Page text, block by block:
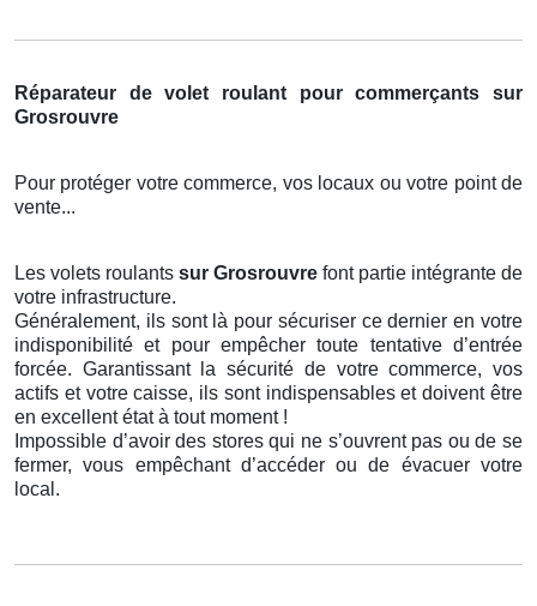
Réparateur de volet roulant pour commerçants sur
Grosrouvre
Pour protéger votre commerce, vos locaux ou votre point de
vente...
Les volets roulants sur Grosrouvre font partie intégrante de
votre infrastructure.
Généralement, ils sont là pour sécuriser ce dernier en votre
indisponibilité et pour empêcher toute tentative d’entrée
forcée. Garantissant la sécurité de votre commerce, vos
actifs et votre caisse, ils sont indispensables et doivent être
en excellent état à tout moment !
Impossible d’avoir des stores qui ne s’ouvrent pas ou de se
fermer, vous empêchant d’accéder ou de évacuer votre
local.